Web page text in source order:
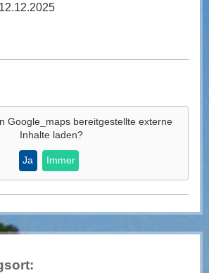
Google_mapsbereitgestellte externe
Inhalte laden?
Ja Immer